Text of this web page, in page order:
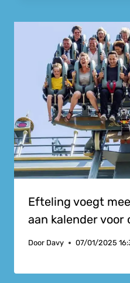
Efteling voegt
aan kalender voor
Door Davy 07/01/2025